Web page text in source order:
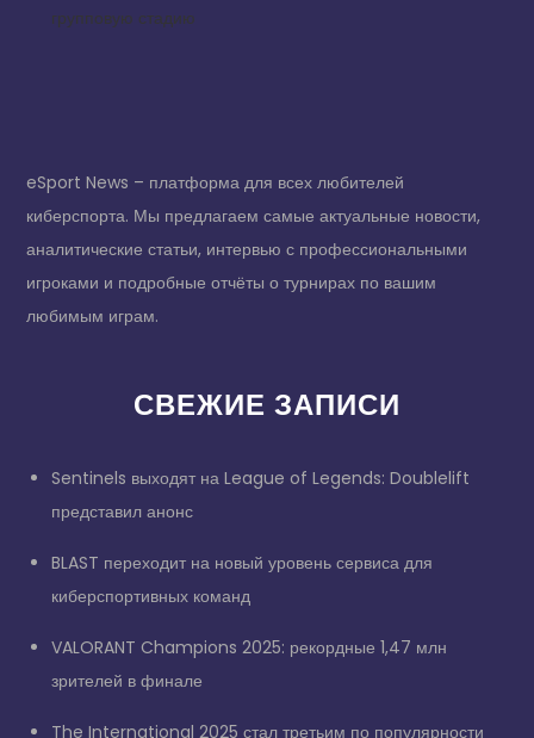
групповую стадию
eSport News – платформа для всех любителей
киберспорта. Мы предлагаем самые актуальные новости,
аналитические статьи, интервью с профессиональными
игроками и подробные отчёты о турнирах по вашим
любимым играм.
СВЕЖИЕ ЗАПИСИ
Sentinels выходят на League of Legends: Doublelift
представил анонс
BLAST переходит на новый уровень сервиса для
киберспортивных команд
VALORANT Champions 2025: рекордные 1,47 млн
зрителей в финале
The International 2025 стал третьим по популярности